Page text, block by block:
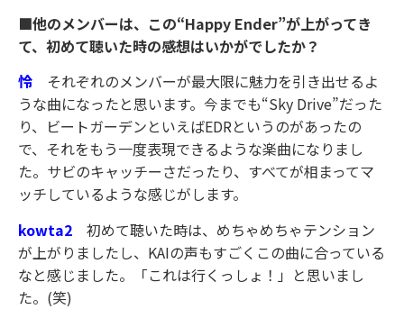
■他のメンバーは、この“Happy Ender”が上がってき
て、初めて聴いた時の感想はいかがでしたか？
怜 それぞれのメンバーが最大限に魅力を引き出せるよ
うな曲になったと思います。今までも“Sky Drive”だった
り、ビートガーデンといえばEDRというのがあったの
で、それをもう一度表現できるような楽曲になりまし
た。サビのキャッチーさだったり、すべてが相まってマ
ッチしているような感じがします。
kowta2 初めて聴いた時は、めちゃめちゃテンション
が上がりましたし、KAIの声もすごくこの曲に合っている
なと感じました。「これは行くっしょ！」と思いまし
た。(笑)